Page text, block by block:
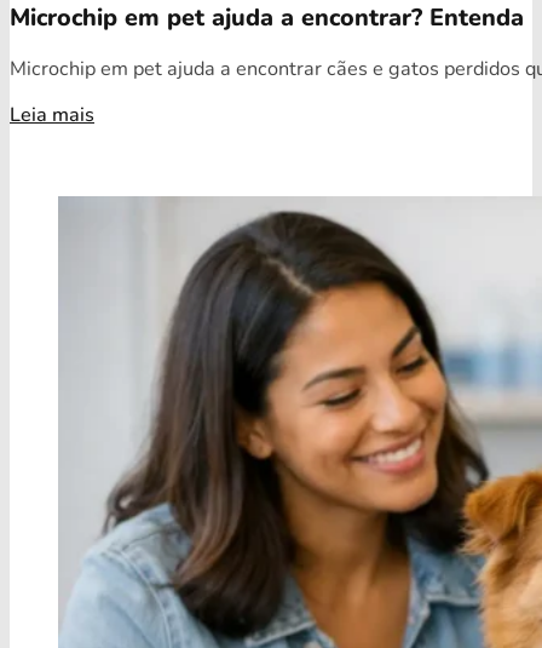
Microchip em pet ajuda a encontrar? Entenda
Microchip em pet ajuda a encontrar cães e gatos perdidos
Leia mais